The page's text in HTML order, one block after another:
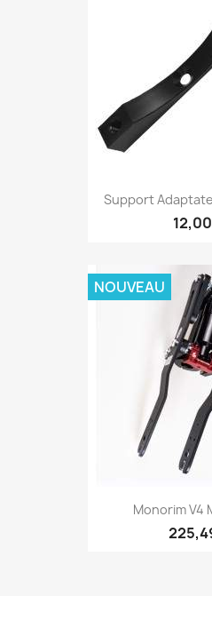
Support
Monorim V4
NOUVEAU